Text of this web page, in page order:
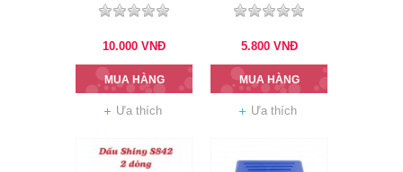
10.000 VNĐ
MUA HÀNG
Ưa thích
5.800 VNĐ
MUA HÀNG
Ưa thích